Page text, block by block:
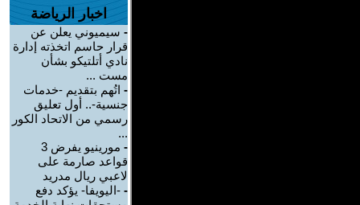
اخبار الرياضة
- سيميوني يعلن عن
قرار حاسم اتخذته إدارة
نادي أتلتيكو بشأن
مست ...
- اتُهم بتقديم -خدمات
جنسية-.. أول تعليق
رسمي من الاتحاد الكور
...
-
مورينيو يفرض 3
قواعد صارمة على
لاعبي ريال مدريد
- -اليويفا- يؤكد دفع